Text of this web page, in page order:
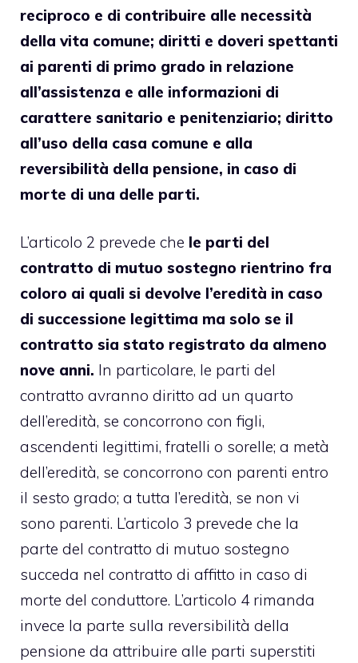
reciproco e di contribuire alle necessità
della vita comune; diritti e doveri spettanti
ai parenti di primo grado in relazione
all’assistenza e alle informazioni di
carattere sanitario e penitenziario; diritto
all’uso della casa comune e alla
reversibilità della pensione, in caso di
morte di una delle parti.
L’articolo 2 prevede che le parti del
contratto di mutuo sostegno rientrino fra
coloro ai quali si devolve l’eredità in caso
di successione legittima ma solo se il
contratto sia stato registrato da almeno
nove anni. In particolare, le parti del
contratto avranno diritto ad un quarto
dell’eredità, se concorrono con figli,
ascendenti legittimi, fratelli o sorelle; a metà
dell’eredità, se concorrono con parenti entro
il sesto grado; a tutta l’eredità, se non vi
sono parenti. L’articolo 3 prevede che la
parte del contratto di mutuo sostegno
succeda nel contratto di affitto in caso di
morte del conduttore. L’articolo 4 rimanda
invece la parte sulla reversibilità della
pensione da attribuire alle parti superstiti